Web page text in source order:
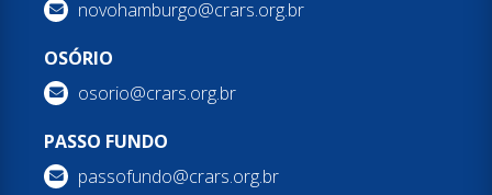
novohamburgo@crars.org.br
OSÓRIO
osorio@crars.org.br
PASSO FUNDO
passofundo@crars.org.br